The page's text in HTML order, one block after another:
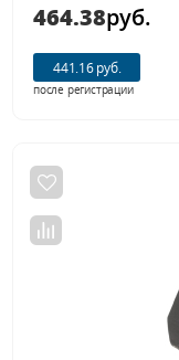
464.38руб.
441.16 руб.
после регистрации